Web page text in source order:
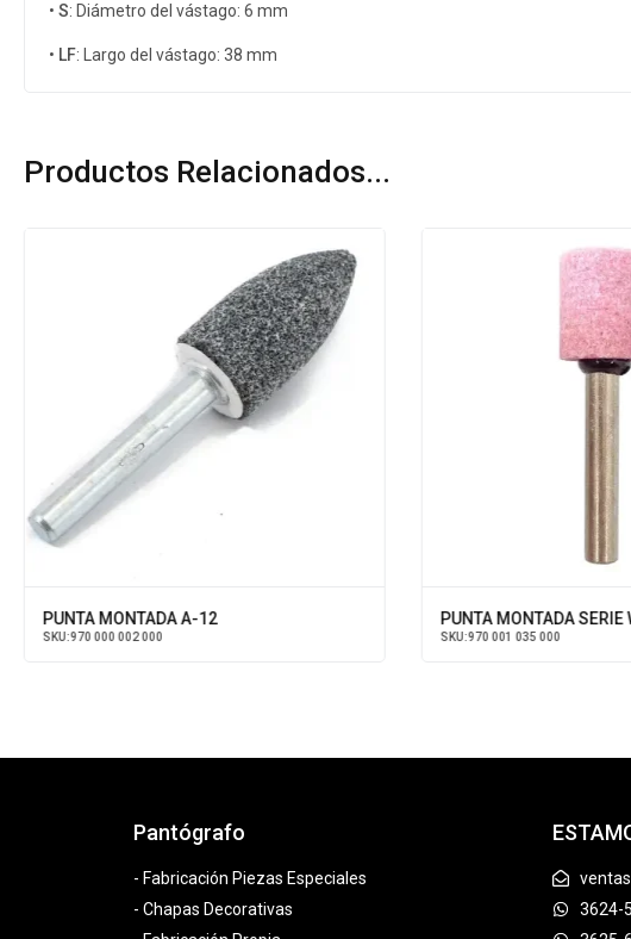
• S: Diámetro del vástago: 6 mm
• LF: Largo del vástago: 38 mm
Productos Relacionados...
PUNTA MONTADA A-12
SKU:970 000 002 000
PUNTA MONTADA SERIE
SKU:970 001 035 000
Pantógrafo
- Fabricación Piezas Especiales
- Chapas Decorativas
3624-